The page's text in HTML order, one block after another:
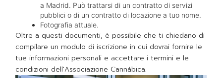
a Madrid. Può trattarsi di un contratto di servizi
pubblici o di un contratto di locazione a tuo nome.
Fotografia attuale.
Oltre a questi documenti, è possibile che ti chiedano di
compilare un modulo di iscrizione in cui dovrai fornire le
tue informazioni personali e accettare i termini e le
condizioni dell'Associazione Cannábica.